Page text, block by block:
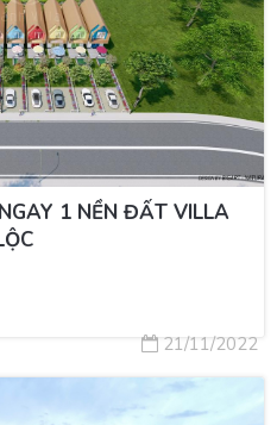
1 NỀN ĐẤT VILLA
21/11/2022